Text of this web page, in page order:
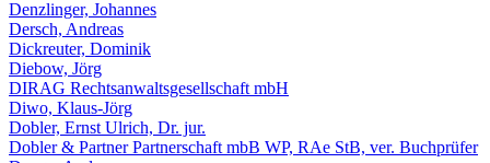
Denzlinger, Johannes
Dersch, Andreas
Dickreuter, Dominik
Diebow, Jörg
DIRAG Rechtsanwaltsgesellschaft mbH
Diwo, Klaus-Jörg
Dobler, Ernst Ulrich, Dr. jur.
Dobler & Partner Partnerschaft mbB WP, RAe StB, ver. Buchprüfer